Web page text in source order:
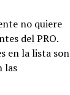
no quiere
del PRO.
en la lista son
las